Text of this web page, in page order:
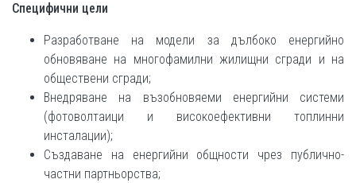
Специфични цели
Разработване на модели за дълбоко енергийно
обновяване на многофамилни жилищни сгради и на
обществени сгради;
Внедряване на възобновяеми енергийни системи
(фотоволтаици и високоефективни топлинни
инсталации);
Създаване на енергийни общности чрез публично-
частни партньорства;